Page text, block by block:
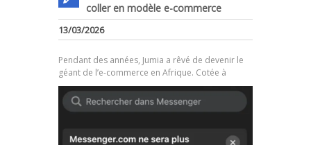
coller en modèle e-commerce
13/03/2026
Pendant des années, Jumia a rêvé de devenir le
géant de l’e-commerce en Afrique. Cotée à